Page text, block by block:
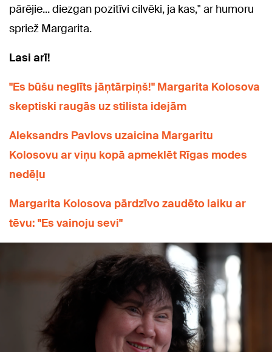
pārējie... diezgan pozitīvi cilvēki, ja kas," ar humoru
spriež Margarita.
Lasi arī!
"Es būšu neglīts jāņtārpiņš!" Margarita Kolosova
skeptiski raugās uz stilista idejām
Aleksandrs Pavlovs uzaicina Margaritu
Kolosovu ar viņu kopā apmeklēt Rīgas modes
nedēļu
Margarita Kolosova pārdzīvo zaudēto laiku ar
tēvu: "Es vainoju sevi"